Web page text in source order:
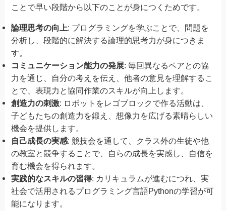
ことで早い段階から以下のことが身につくためです。
論理思考の向上: プログラミングを学ぶことで、問題を
分析し、段階的に解決する論理的思考力が身につきま
す。
コミュニケーション能力の発展: 毎回異なるペアとの協
力を通じ、自分の考えを伝え、他者の意見を理解するこ
とで、表現力と協同作業のスキルが向上します。
創造力の刺激: ロボットをレゴブロックで作る活動は、
子どもたちの創造力を鍛え、想像力を広げる素晴らしい
機会を提供します。
自己成長の実感: 競技会を通して、クラス外の生徒や他
の教室と競争することで、自らの成長を実感し、自信を
育む機会を得られます。
実践的なスキルの習得: カリキュラムが進むにつれ、実
社会で活用されるプログラミング言語Pythonの学習が可
能になります。